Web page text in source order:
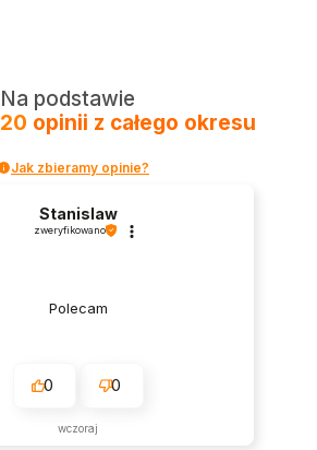
Na podstawie
20 opinii z całego okresu
Jak zbieramy opinie?
Stanislaw
zweryfikowano
Polecam
0 0
wczoraj